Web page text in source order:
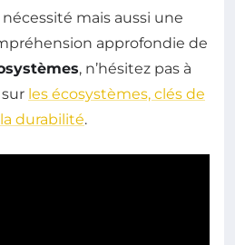
mais aussi une
approfondie de
, n’hésitez pas à
les écosystèmes, clés de
durabilité.